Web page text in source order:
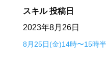
スキル 投稿日
2023年8月26日
8月25日(金)14時〜15時半